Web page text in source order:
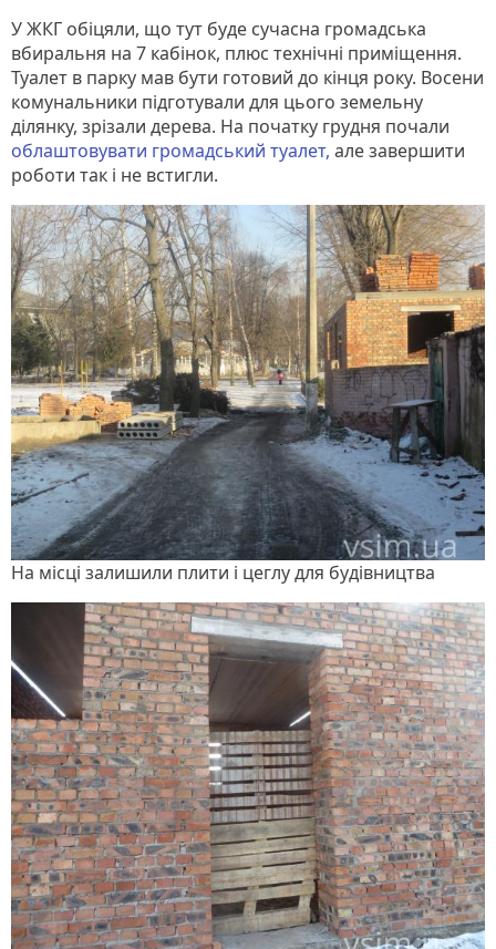
У ЖКГ обіцяли, що тут буде сучасна громадська
вбиральня на 7 кабінок, плюс технічні приміщення.
Туалет в парку мав бути готовий до кінця року. Восени
комунальники підготували для цього земельну
ділянку, зрізали дерева. На початку грудня почали
облаштовувати громадський туалет, але завершити
роботи так і не встигли.
На місці залишили плити і цеглу для будівництва